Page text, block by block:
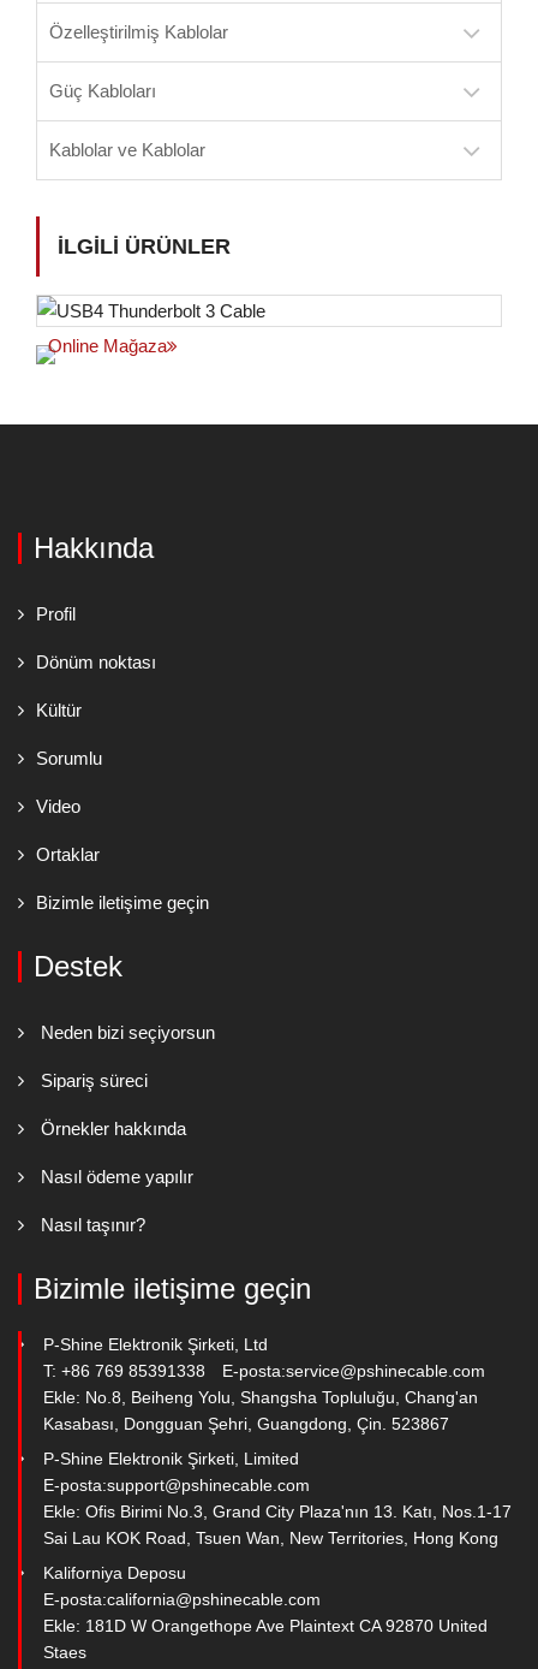
Özelleştirilmiş Kablolar
Güç Kabloları
Kablolar ve Kablolar
İLGILI ÜRÜNLER
Online Mağaza
Hakkında
Profil
Dönüm noktası
Kültür
Sorumlu
Video
Ortaklar
Bizimle iletişime geçin
Destek
Neden bizi seçiyorsun
Sipariş süreci
Örnekler hakkında
Nasıl ödeme yapılır
Nasıl taşınır?
Bizimle iletişime geçin
P-Shine Elektronik Şirketi, Ltd
T: +86 769 85391338
E-posta:service@pshinecable.com
Ekle: No.8, Beiheng Yolu, Shangsha Topluluğu, Chang'an
Kasabası, Dongguan Şehri, Guangdong, Çin. 523867
P-Shine Elektronik Şirketi, Limited
E-posta:support@pshinecable.com
Ekle: Ofis Birimi No.3, Grand City Plaza'nın 13. Katı, Nos.1-17
Sai Lau KOK Road, Tsuen Wan, New Territories, Hong Kong
Kaliforniya Deposu
E-posta:california@pshinecable.com
Ekle: 181D W Orangethope Ave Plaintext CA 92870 United
Staes